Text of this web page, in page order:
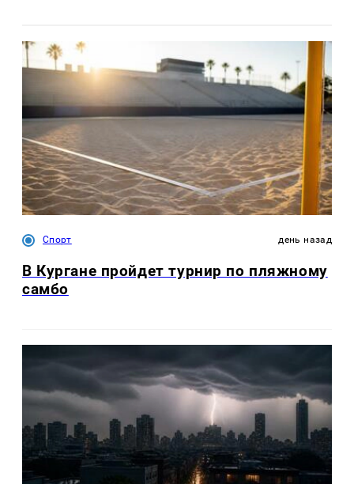
Спорт день назад
В Кургане пройдет турнир по пляжному
самбо